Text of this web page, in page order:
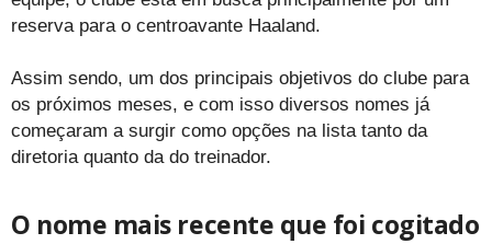
reserva para o centroavante Haaland.
Assim sendo, um dos principais objetivos do clube para
os próximos meses, e com isso diversos nomes já
começaram a surgir como opções na lista tanto da
diretoria quanto da do treinador.
O nome mais recente que foi cogitado